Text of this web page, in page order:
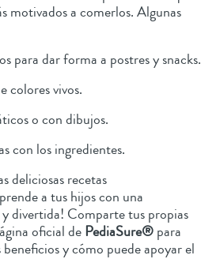
motivados a comerlos. Algunas
para dar forma a postres y snacks.
colores vivos.
o con dibujos.
con los ingredientes.
deliciosas recetas
a tus hijos con una
divertida! Comparte tus propias
oficial dePediaSure®para
y cómo puede apoyar el